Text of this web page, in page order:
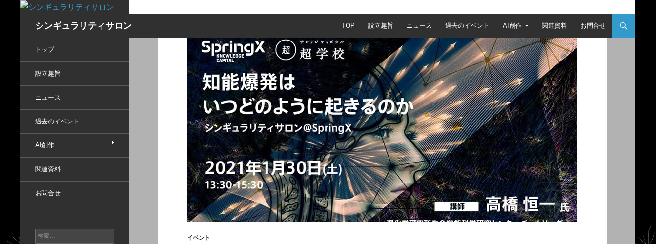
シンギュラリティサロン TOP 設立趣旨 ニュース 過去のイベント AI創作 関連資料 お問合せ
イベント
トップ
設立趣旨
ニュース
過去のイベント
AI創作
関連資料
お問合せ
検